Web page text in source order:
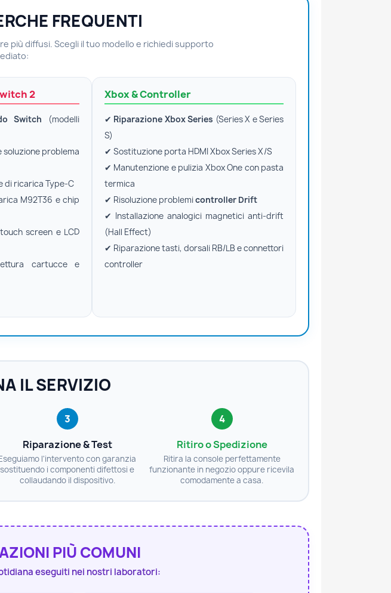
FREQUENTI
più diffusi. Scegli il tuo modello e richiedi supporto
2
Switch (modelli
soluzione problema
di ricarica Type-C
M92T36 e chip
screen e LCD
cartucce e
Xbox & Controller
✔ Riparazione Xbox Series (Series X e Series
S)
✔ Sostituzione porta HDMI Xbox Series X/S
✔ Manutenzione e pulizia Xbox One con pasta
termica
✔ Risoluzione problemicontroller Drift
✔ Installazione analogici magnetici anti-drift
(Hall Effect)
✔ Riparazione tasti, dorsali RB/LB e connettori
controller
IL SERVIZIO
3
Riparazione & Test
l'intervento con garanzia
sostituendo i componenti difettosi e
collaudando il dispositivo.
4
Ritiro o Spedizione
Ritira la console perfettamente
funzionante in negozio oppure ricevila
comodamente a casa.
PIÙ COMUNI
eseguiti nei nostri laboratori: